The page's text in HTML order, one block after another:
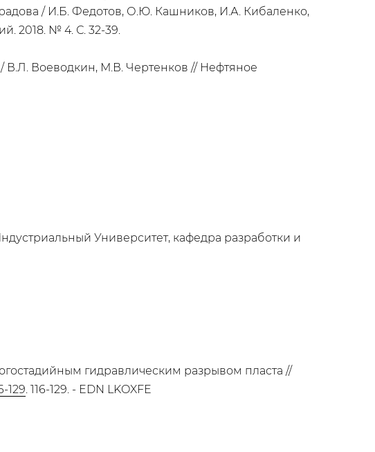
/ И.Б. Федотов, О.Ю. Кашников, И.А. Кибаленко,
2018. № 4. С. 32-39.
Воеводкин, М.В. Чертенков // Нефтяное
Университет, кафедра разработки и
гидравлическим разрывом пласта //
129. 116-129. - EDN LKOXFE